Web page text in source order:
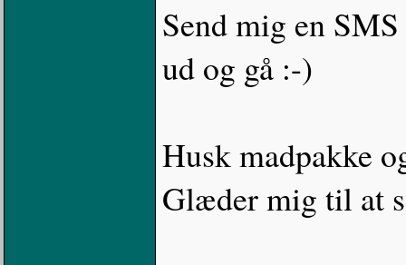
Send mig en
ud og gå :-)
Husk madpakke
Glæder mig til at